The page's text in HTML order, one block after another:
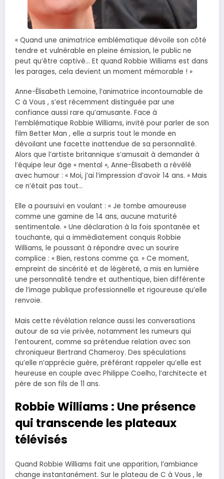
« Quand une animatrice emblématique dévoile son côté
tendre et vulnérable en pleine émission, le public ne
peut qu’être captivé… Et quand Robbie Williams est dans
les parages, cela devient un moment mémorable ! »
Anne-Élisabeth Lemoine, l’animatrice incontournable de
C à Vous , s’est récemment distinguée par une
confiance aussi rare qu’amusante. Face à
l’emblématique Robbie Williams, invité pour parler de son
film Better Man , elle a surpris tout le monde en
dévoilant une facette inattendue de sa personnalité.
Alors que l’artiste britannique s’amusait à demander à
l’équipe leur âge « mental », Anne-Élisabeth a révélé
avec humour : « Moi, j’ai l’impression d’avoir 14 ans. » Mais
ce n’était pas tout…
Elle a poursuivi en voulant : « Je tombe amoureuse
comme une gamine de 14 ans, aucune maturité
sentimentale. » Une déclaration à la fois spontanée et
touchante, qui a immédiatement conquis Robbie
Williams, le poussant à répondre avec un sourire
complice : « Bien, restons comme ça. » Ce moment,
empreint de sincérité et de légèreté, a mis en lumière
une personnalité tendre et authentique, bien différente
de l’image publique professionnelle et rigoureuse qu’elle
renvoie.
Mais cette révélation relance aussi les conversations
autour de sa vie privée, notamment les rumeurs qui
l’entourent, comme sa prétendue relation avec son
chroniqueur Bertrand Chameroy. Des spéculations
qu’elle n’apprécie guère, préférant rappeler qu’elle est
heureuse en couple avec Philippe Coelho, l’architecte et
père de son fils de 11 ans.
Robbie Williams : Une présence
qui transcende les plateaux
télévisés
Quand Robbie Williams fait une apparition, l’ambiance
change instantanément. Sur le plateau de C à Vous , le